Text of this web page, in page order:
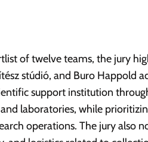
of twelve teams, the jury
stúdió, and Buro Happold
support institution
and laboratories, while
operations. The jury also